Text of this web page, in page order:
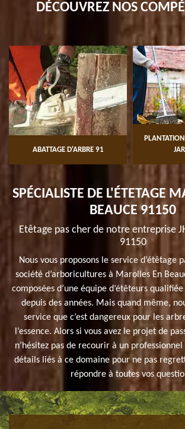
DÉCOUVREZ NOS
ABATTAGE D'ARBRE 91
SPÉCIALISTE DE L'ÉTETAGE
BEAUCE 91150
Etêtage pas cher de notre entreprise
91150
Nous vous proposons le service d’étêtage
société d’arboricultures à Marolles En
composées d’une équipe d’étêteurs
depuis des années. Mais quand même,
service que c’est dangereux pour les
l’essence. Alors si vous avez le projet de
n’hésitez pas de recourir à un
détails liés à ce domaine pour ne pas
répondre à toutes vos